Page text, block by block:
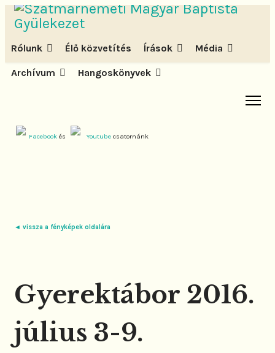
Rólunk Élő közvetítés Írások Média
Archívum Hangoskönyvek
Facebook és Youtube csatornánk
◄ vissza a fényképek oldalára
Gyerektábor 2016.
július 3-9.